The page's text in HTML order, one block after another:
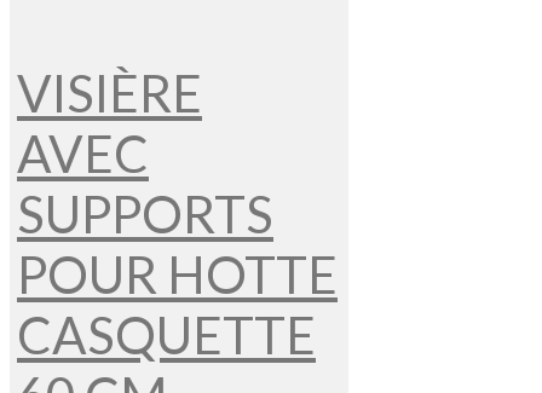
VISIÈRE
AVEC
SUPPORTS
POUR HOTTE
CASQUETTE